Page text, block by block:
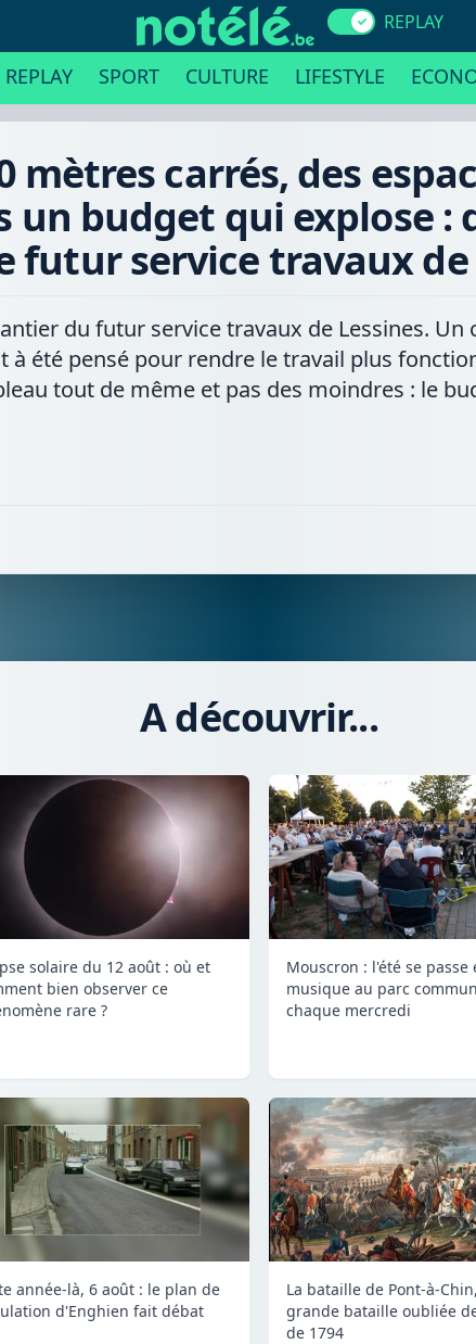
REPLAY
REPLAY SPORT CULTURE LIFESTYLE
mètres carrés, des
un budget qui explose :
futur service travaux de
du futur service travaux de Lessines.
à été pensé pour rendre le travail plus
tout de même et pas des moindres : le
A découvrir...
solaire du 12 août : où et
bien observer ce
rare ?
Mouscron : l'été se passe
musique au parc
chaque mercredi
année-là, 6 août : le plan de
d'Enghien fait débat
La bataille de Pont-à-
grande bataille oubliée
de 1794